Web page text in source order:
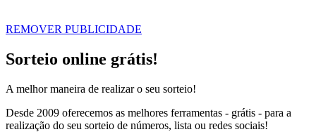
REMOVER PUBLICIDADE
Sorteio online grátis!
A melhor maneira de realizar o seu sorteio!
Desde 2009 oferecemos as melhores ferramentas - grátis - para a
realização do seu sorteio de números, lista ou redes sociais!